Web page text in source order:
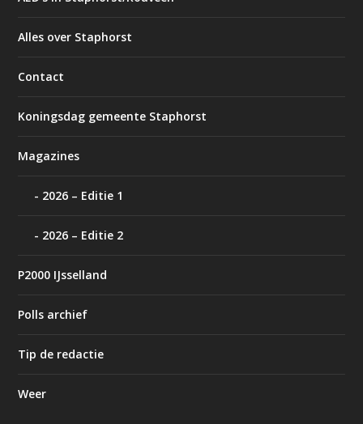
Alles over Staphorst
Contact
Koningsdag gemeente Staphorst
Magazines
2026 – Editie 1
2026 – Editie 2
P2000 IJsselland
Polls archief
Tip de redactie
Weer